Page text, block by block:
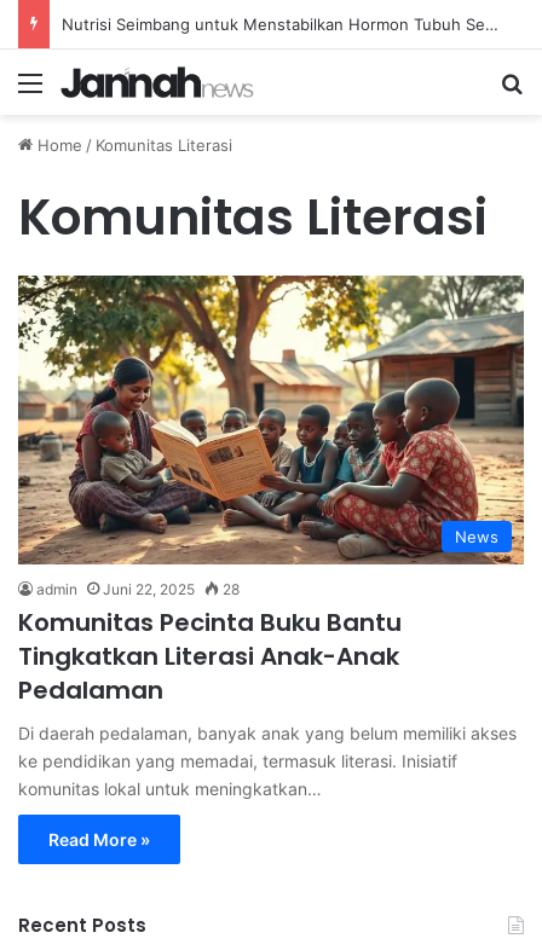
Nutrisi Seimbang untuk Menstabilkan Hormon Tubuh Secara Alami dan Aman Setiap Hari
Menu
Home / Komunitas Literasi
Komunitas Literasi
News
admin Juni 22, 2025 28
Komunitas Pecinta Buku Bantu
Tingkatkan Literasi Anak-Anak
Pedalaman
Di daerah pedalaman, banyak anak yang belum memiliki akses
ke pendidikan yang memadai, termasuk literasi. Inisiatif
komunitas lokal untuk meningkatkan…
Read More »
Recent Posts